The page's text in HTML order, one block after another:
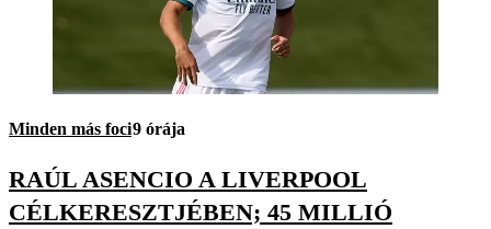
Minden más foci9 órája
RAÚL ASENCIO A LIVERPOOL
CÉLKERESZTJÉBEN; 45 MILLIÓ